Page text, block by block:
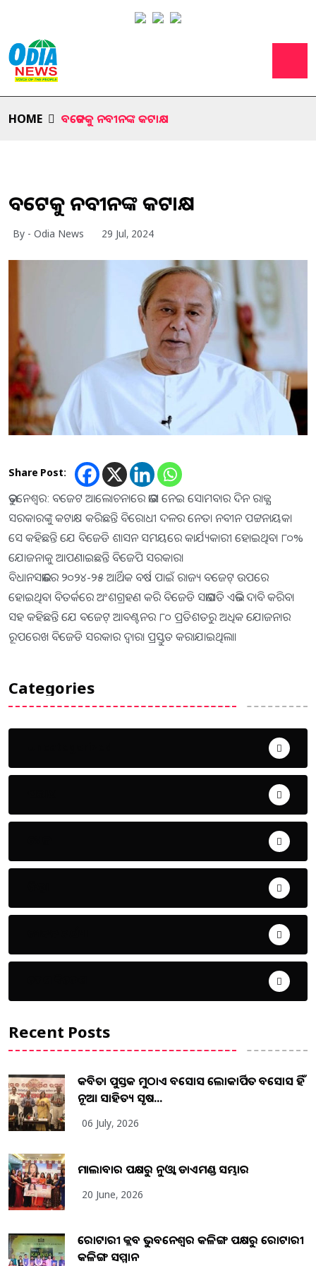
HOME ବଜେଟକୁ ନବୀନଙ୍କ କଟାକ୍ଷ
ବଜେଟକୁ ନବୀନଙ୍କ କଟାକ୍ଷ
By - Odia News 29 Jul, 2024
Share Post:
ଭୁବନେଶ୍ୱର: ବଜେଟ ଆଲୋଚନାରେ ଭାଗ ନେଇ ସୋମବାର ଦିନ ରାଜ୍ଯ
ସରକାରଙ୍କୁ କଟାକ୍ଷ କରିଛନ୍ତି ବିରୋଧୀ ଦଳର ନେତା ନବୀନ ପଟ୍ଟନାୟକ।
ସେ କହିଛନ୍ତି ଯେ ବିଜେଡି ଶାସନ ସମୟରେ କାର୍ଯ୍ୟକାରୀ ହୋଇଥିବା ୮୦%
ଯୋଜନାକୁ ଆପଣାଇଛନ୍ତି ବିଜେପି ସରକାର।
ବିଧାନସଭାରେ ୨୦୨୪-୨୫ ଆର୍ଥିକ ବର୍ଷ ପାଇଁ ରାଜ୍ୟ ବଜେଟ୍ ଉପରେ
ହୋଇଥିବା ବିତର୍କରେ ଅଂଶଗ୍ରହଣ କରି ବିଜେଡି ସଭାପତି ଏଭଳି ଦାବି କରିବା
ସହ କହିଛନ୍ତି ଯେ ବଜେଟ୍ ଆବଣ୍ଟନର ୮୦ ପ୍ରତିଶତରୁ ଅଧିକ ଯୋଜନାର
ରୂପରେଖ ବିଜେଡି ସରକାର ଦ୍ବାରା ପ୍ରସ୍ତୁତ କରାଯାଇଥିଲା।
Categories
Recent Posts
କବିତା ପୁସ୍ତକ ମୁଠାଏ ଅବସୋସ ଲୋକାର୍ପିତ ଅବସୋସ ହିଁ
ନୂଆ ସାହିତ୍ୟ ସୃଷ...
06 July, 2026
ମାଲାବାର ପକ୍ଷରୁ ନୁଓ୍ବା ଡାଏମଣ୍ଡ ସମ୍ଭାର
20 June, 2026
ରୋଟାରୀ କ୍ଲବ ଭୁବନେଶ୍ୱର କଳିଙ୍ଗ ପକ୍ଷରୁ ରୋଟାରୀ
କଳିଙ୍ଗ ସମ୍ମାନ